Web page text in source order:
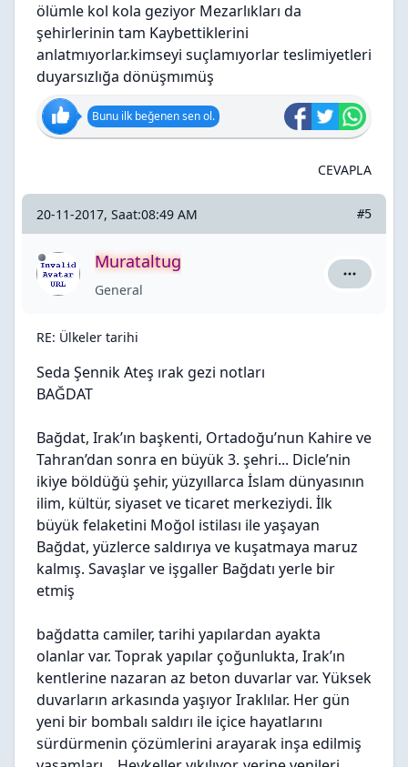
ölümle kol kola geziyor Mezarlıkları da
şehirlerinin tam Kaybettiklerini
anlatmıyorlar.kimseyi suçlamıyorlar teslimiyetleri
duyarsızlığa dönüşmımüş
Bunu ilk beğenen sen ol.
CEVAPLA
20-11-2017, Saat:08:49 AM #5
Murataltug
General
RE: Ülkeler tarihi
Seda Şennik Ateş ırak gezi notları
BAĞDAT
Bağdat, Irak’ın başkenti, Ortadoğu’nun Kahire ve
Tahran’dan sonra en büyük 3. şehri... Dicle’nin
ikiye böldüğü şehir, yüzyıllarca İslam dünyasının
ilim, kültür, siyaset ve ticaret merkeziydi. İlk
büyük felaketini Moğol istilası ile yaşayan
Bağdat, yüzlerce saldırıya ve kuşatmaya maruz
kalmış. Savaşlar ve işgaller Bağdatı yerle bir
etmiş
bağdatta camiler, tarihi yapılardan ayakta
olanlar var. Toprak yapılar çoğunlukta, Irak’ın
kentlerine nazaran az beton duvarlar var. Yüksek
duvarların arkasında yaşıyor Iraklılar. Her gün
yeni bir bombalı saldırı ile içice hayatlarını
sürdürmenin çözümlerini arayarak inşa edilmiş